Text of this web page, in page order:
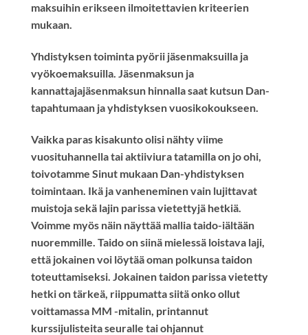
maksuihin erikseen ilmoitettavien kriteerien
mukaan.
Yhdistyksen toiminta pyörii jäsenmaksuilla ja
vyökoemaksuilla. Jäsenmaksun ja
kannattajajäsenmaksun hinnalla saat kutsun Dan-
tapahtumaan ja yhdistyksen vuosikokoukseen.
Vaikka paras kisakunto olisi nähty viime
vuosituhannella tai aktiiviura tatamilla on jo ohi,
toivotamme Sinut mukaan Dan-yhdistyksen
toimintaan. Ikä ja vanheneminen vain lujittavat
muistoja sekä lajin parissa vietettyjä hetkiä.
Voimme myös näin näyttää mallia taido-iältään
nuoremmille. Taido on siinä mielessä loistava laji,
että jokainen voi löytää oman polkunsa taidon
toteuttamiseksi. Jokainen taidon parissa vietetty
hetki on tärkeä, riippumatta siitä onko ollut
voittamassa MM -mitalin, printannut
kurssijulisteita seuralle tai ohjannut